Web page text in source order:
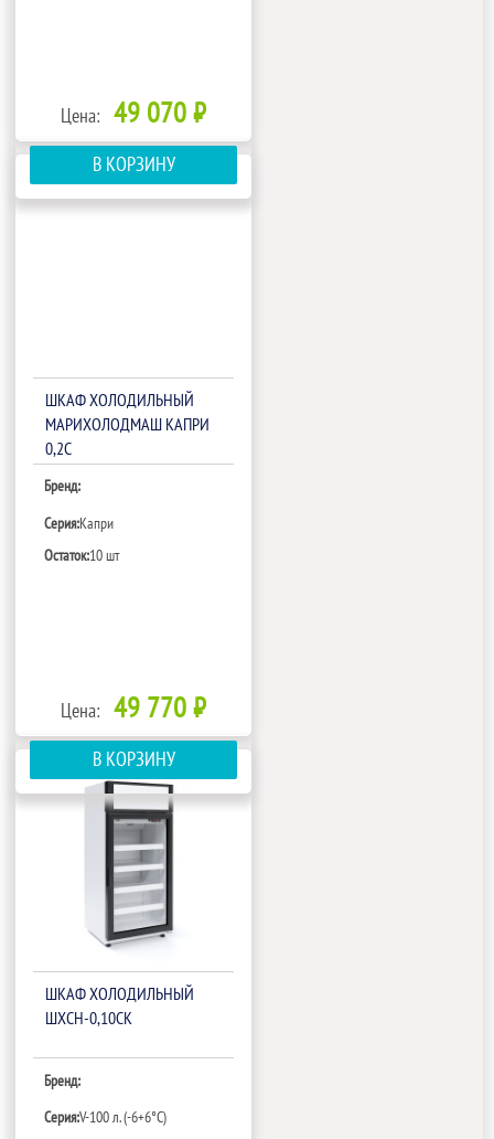
Цена: 49 070 ₽
В КОРЗИНУ
ШКАФ ХОЛОДИЛЬНЫЙ
МАРИХОЛОДМАШ КАПРИ
0,2С
Бренд:
Серия:Капри
Остаток:10 шт
Цена: 49 770 ₽
В КОРЗИНУ
ШКАФ ХОЛОДИЛЬНЫЙ
ШХСН-0,10СК
Бренд:
Серия:V-100 л. (-6+6°С)